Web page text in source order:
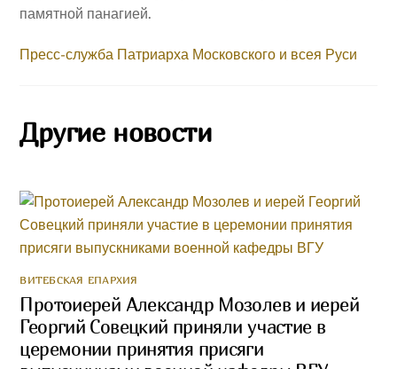
памятной панагией.
Пресс-служба Патриарха Московского и всея Руси
Другие новости
ВИТЕБСКАЯ ЕПАРХИЯ
Протоиерей Александр Мозолев и иерей
Георгий Совецкий приняли участие в
церемонии принятия присяги